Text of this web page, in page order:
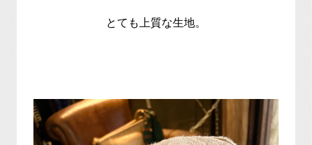
とても上質な生地。